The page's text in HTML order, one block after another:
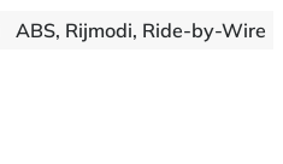
ABS, Rijmodi, Ride-by-Wire